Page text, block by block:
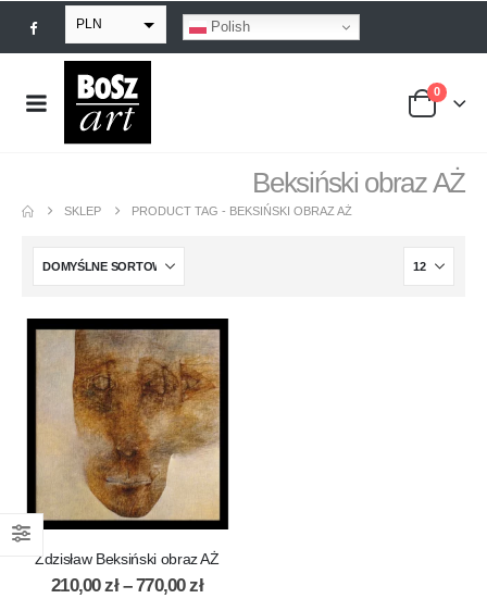
PLN
EUR
USD
Polish
0
Beksiński obraz AŻ
SKLEP PRODUCT TAG - BEKSIŃSKI OBRAZ AŻ
Zdzisław Beksiński obraz AŻ
210,00zł – 770,00zł